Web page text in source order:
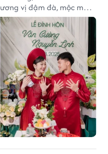
vị đậm đà, mộc mạc